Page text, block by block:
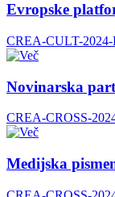
Evropske
CREA-CULT-
Novinarska
CREA-CROSS-
Medijska